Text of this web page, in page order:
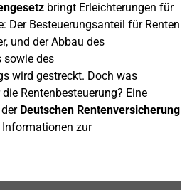
bringt Erleichterungen für
Der Besteuerungsanteil für Renten
und der Abbau des
sowie des
wird gestreckt. Doch was
Rentenbesteuerung? Eine
Deutschen Rentenversicherung
zur